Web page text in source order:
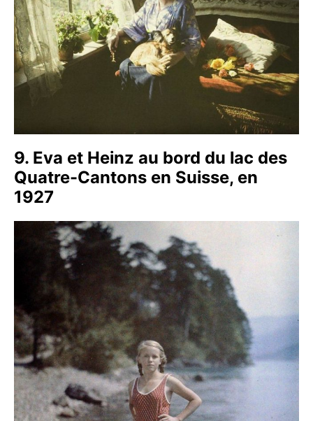
9. Eva et Heinz au bord du lac des
Quatre-Cantons en Suisse, en
1927